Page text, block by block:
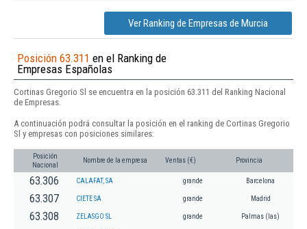
Ver Ranking de Empresas de Murcia
Posición 63.311 en el Ranking de
Empresas Españolas
Cortinas Gregorio Sl se encuentra en la posición 63.311 del Ranking Nacional
de Empresas.
A continuación podrá consultar la posición en el ranking de Cortinas Gregorio
Sl y empresas con posiciones similares:
Posición
Nacional
Nombre de la empresa Ventas (€) Provincia
63.306 CALAFAT, SA grande Barcelona
63.307 CIETE SA grande Madrid
63.308 ZELASGO SL grande Palmas (las)